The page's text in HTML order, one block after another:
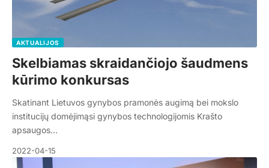
AKTUALIJOS
Skelbiamas skraidančiojo šaudmens
kūrimo konkursas
Skatinant Lietuvos gynybos pramonės augimą bei mokslo
institucijų domėjimąsi gynybos technologijomis Krašto
apsaugos…
2022-04-15